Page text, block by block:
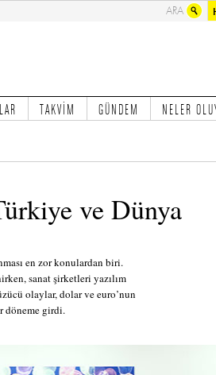
TAKVİM GÜNDEM NELER
ve Dünya
en zor konulardan biri.
sanat şirketleri yazılım
olaylar, dolar ve euro’nun
döneme girdi.